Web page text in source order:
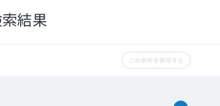
結果
この条件を保存する